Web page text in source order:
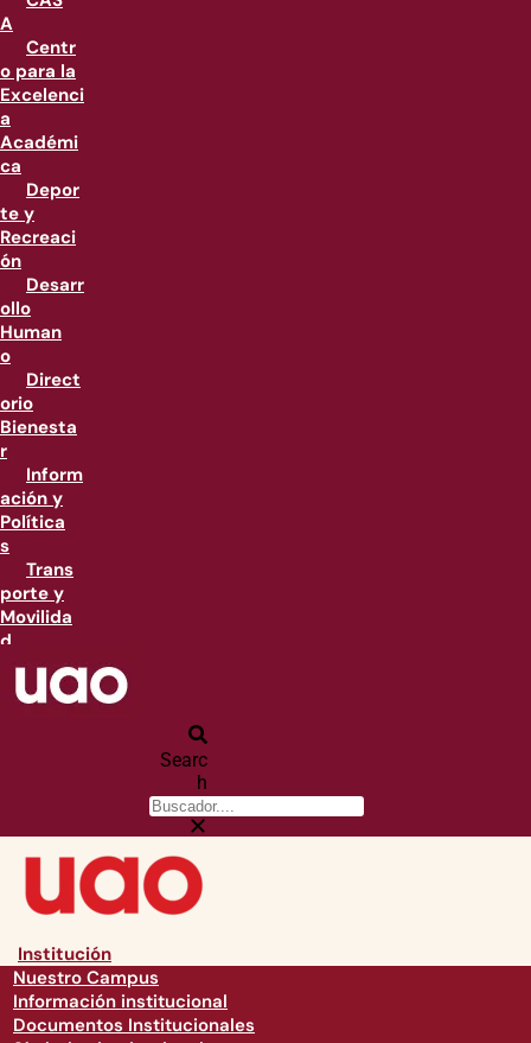
A
Centr
o para la
Excelenci
a
Académi
ca
Depor
te y
Recreaci
ón
Desarr
ollo
Human
o
Direct
orio
Bienesta
r
Inform
ación y
Política
s
Trans
porte y
Movilida
d
Searc
h
Institución
Nuestro Campus
Información institucional
Documentos Institucionales